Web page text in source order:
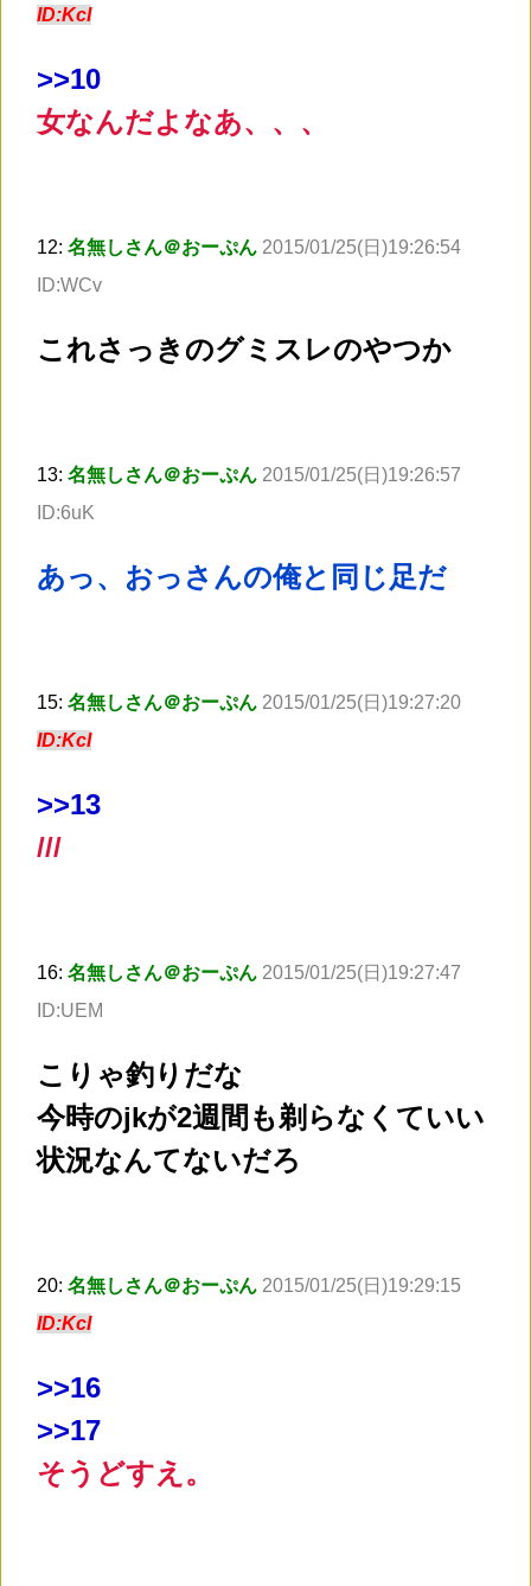
ID:KcI
>>10
女なんだよなあ、、、
12: 名無しさん＠おーぷん 2015/01/25(日)19:26:54
ID:WCv
これさっきのグミスレのやつか
13: 名無しさん＠おーぷん 2015/01/25(日)19:26:57
ID:6uK
あっ、おっさんの俺と同じ足だ
15: 名無しさん＠おーぷん 2015/01/25(日)19:27:20
ID:KcI
>>13
///
16: 名無しさん＠おーぷん 2015/01/25(日)19:27:47
ID:UEM
こりゃ釣りだな
今時のjkが2週間も剃らなくていい
状況なんてないだろ
20: 名無しさん＠おーぷん 2015/01/25(日)19:29:15
ID:KcI
>>16
>>17
そうどすえ。